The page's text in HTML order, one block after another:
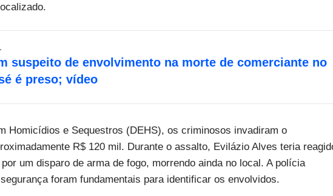
suspeito de envolvimento na morte de comerciante no
é preso; vídeo
Homicídios e Sequestros (DEHS), os criminosos invadiram o
R$ 120 mil. Durante o assalto, Evilázio Alves teria
um disparo de arma de fogo, morrendo ainda no local. A polícia
foram fundamentais para identificar os envolvidos.